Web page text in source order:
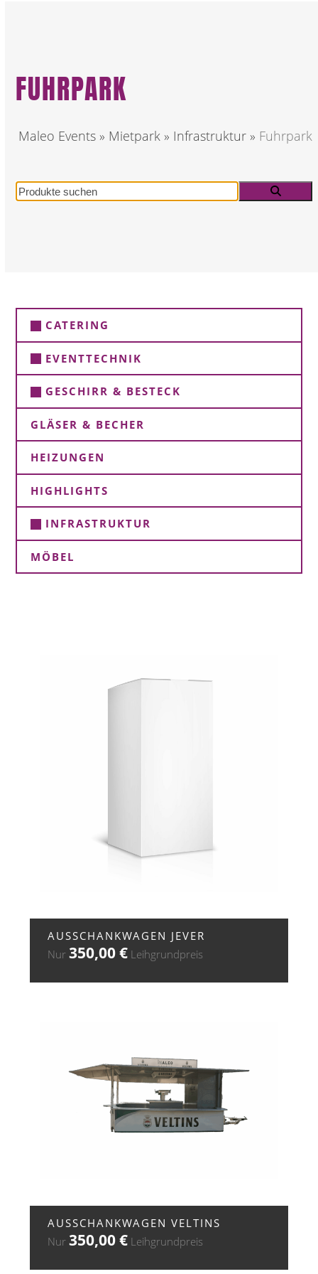
FUHRPARK
Maleo Events » Mietpark » Infrastruktur » Fuhrpark
Produkte
suchen
CATERING
EVENTTECHNIK
GESCHIRR & BESTECK
GLÄSER & BECHER
HEIZUNGEN
HIGHLIGHTS
INFRASTRUKTUR
MÖBEL
AUSSCHANKWAGEN JEVER
Nur350,00€ Leihgrundpreis
AUSSCHANKWAGEN VELTINS
Nur350,00€ Leihgrundpreis